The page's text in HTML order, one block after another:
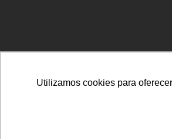
Utilizamos cookies para